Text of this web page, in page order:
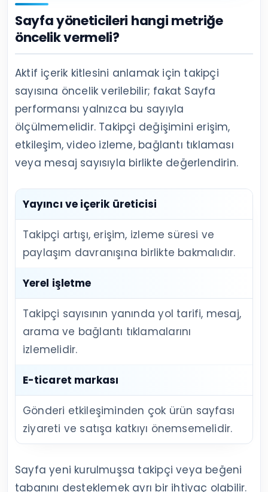
Sayfa yöneticileri hangi metriğe
öncelik vermeli?
Aktif içerik kitlesini anlamak için takipçi
sayısına öncelik verilebilir; fakat Sayfa
performansı yalnızca bu sayıyla
ölçülmemelidir. Takipçi değişimini erişim,
etkileşim, video izleme, bağlantı tıklaması
veya mesaj sayısıyla birlikte değerlendirin.
Yayıncı ve içerik üreticisi
Takipçi artışı, erişim, izleme süresi ve
paylaşım davranışına birlikte bakmalıdır.
Yerel işletme
Takipçi sayısının yanında yol tarifi, mesaj,
arama ve bağlantı tıklamalarını
izlemelidir.
E-ticaret markası
Gönderi etkileşiminden çok ürün sayfası
ziyareti ve satışa katkıyı önemsemelidir.
Sayfa yeni kurulmuşsa takipçi veya beğeni
tabanını desteklemek ayrı bir ihtiyaç olabilir.